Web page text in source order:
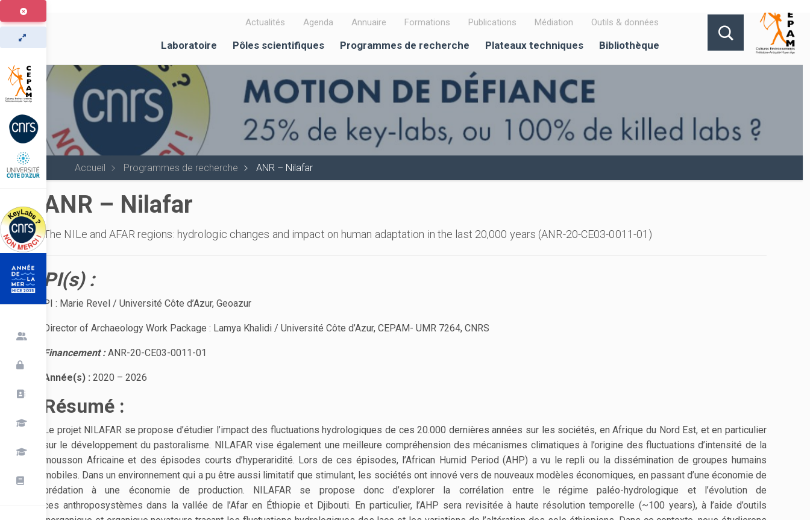
Aller
au
contenu
principal
Actualités Agenda Annuaire Formations Publications Médiation Outils & données
Laboratoire Pôles scientifiques Programmes de recherche Plateaux techniques Bibliothèque
Accueil Programmes de recherche ANR – Nilafar
ANR – Nilafar
The NILe and AFAR regions: hydrologic changes and impact on human adaptation in the last 20,000 years (ANR-20-CE03-0011-01)
PI(s) :
PI : Marie Revel / Université Côte d’Azur, Geoazur
Director of Archaeology Work Package : Lamya Khalidi / Université Côte d’Azur, CEPAM- UMR 7264, CNRS
Financement :ANR-20-CE03-0011-01
Année(s) : 2020 – 2026
Résumé :
Le projet NILAFAR se propose d’étudier l’impact des fluctuations hydrologiques de ces 20.000 dernières années sur les sociétés, en Afrique du Nord Est, et en particulier
sur le développement du pastoralisme. NILAFAR vise également une meilleure compréhension des mécanismes climatiques à l’origine des fluctuations d’intensité de la
mousson Africaine et des épisodes courts d’hyperaridité. Lors de ces épisodes, l’African Humid Period (AHP) a vu le repli ou la dissémination de groupes humains
mobiles. Dans un environnement qui a pu être aussi limitatif que stimulant, les sociétés ont innové vers de nouveaux modèles économiques, en passant d’une économie de
prédation à une économie de production. NILAFAR se propose donc d’explorer la corrélation entre le régime paléo-hydrologique et l’évolution de
ces anthroposystèmes dans la vallée de l’Afar en Éthiopie et Djibouti. En particulier, l’AHP sera revisitée à haute résolution temporelle (~100 years), à l’aide d’outils